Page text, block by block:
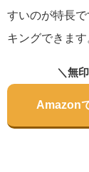
すいのが特長
キングできま
＼無
Amazon